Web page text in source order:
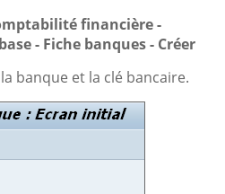
financière -
- Fiche banques - Créer
banque et la clé bancaire.